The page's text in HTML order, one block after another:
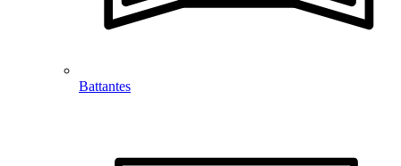
Battantes